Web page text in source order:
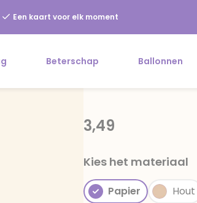
Een kaart voor elk moment
Beterschap Ballonnen
3,49
Kies het materiaal
Papier Hout